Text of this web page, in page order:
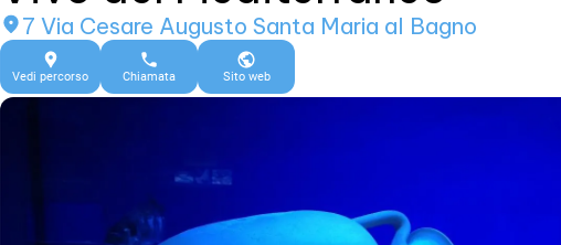
7 Via Cesare Augusto Santa Maria al Bagno
Vedi percorso Chiamata Sito web